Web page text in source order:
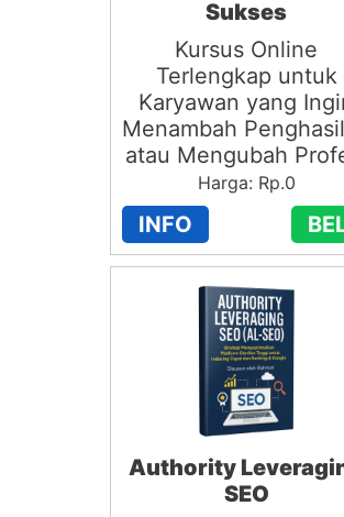
Sukses
Kursus Online
Terlengkap untuk
Karyawan yang
Menambah
atau Mengubah
Harga: Rp.0
INFO
Authority
SEO